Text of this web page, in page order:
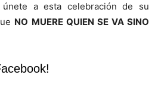
únete a esta celebración de su
NO MUERE QUIEN SE VA SINO